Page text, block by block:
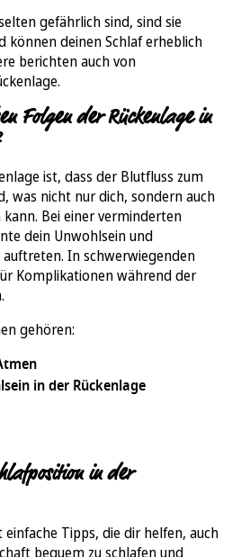
gefährlich sind, sind sie
können deinen Schlaf erheblich
berichten auch von
Folgen der Rückenlage in
ist, dass der Blutfluss zum
was nicht nur dich, sondern auch
Bei einer verminderten
dein Unwohlsein und
In schwerwiegenden
Komplikationen während der
gehören:
in der Rückenlage
in der
Tipps, die dir helfen, auch
bequem zu schlafen und